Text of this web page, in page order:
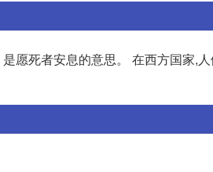
愿死者安息的意思。 在西方国家,